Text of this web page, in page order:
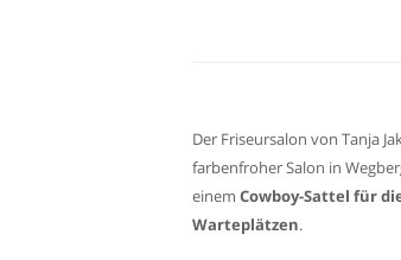
Der Friseursalon von Tanja
farbenfroher Salon in
einem Cowboy-Sattel für
Warteplätzen.